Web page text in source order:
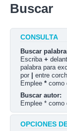
Buscar
CONSULTA
Buscar
Escriba +
palabra para
por
entre
Emplee * como
Buscar autor:
Emplee *
OPCIONES